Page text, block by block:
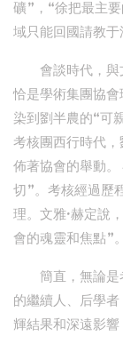
礦”，“徐把最主
域只能回國請教于
會談時代，與
恰是學術集團協
染到劉半農的“可
考核團西行時代
佈著協會的舉動
切”。考核經過歷
理。文雅·赫定說
會的魂靈和焦點”。
簡直，無論
的繼續人、后學
輝結果和深遠影響